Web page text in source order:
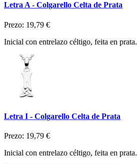
Letra A - Colgarello Celta de Prata
Prezo: 19,79 €
Inicial con entrelazo céltigo, feita en prata.
Letra I - Colgarello Celta de Prata
Prezo: 19,79 €
Inicial con entrelazo céltigo, feita en prata.